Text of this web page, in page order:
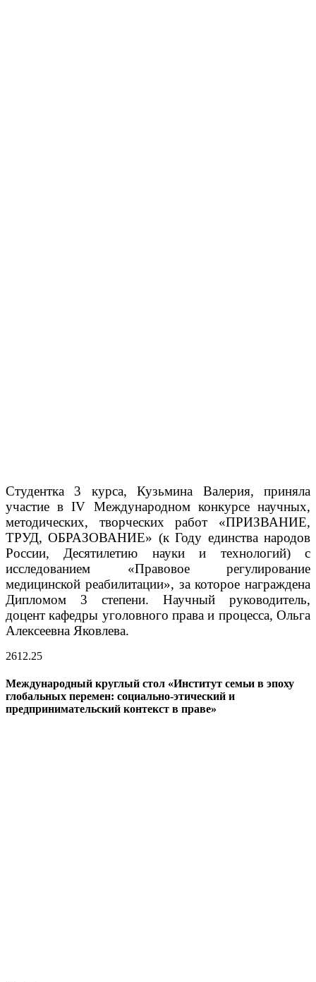
Студентка 3 курса, Кузьмина Валерия, приняла
участие в IV Международном конкурсе научных,
методических, творческих работ «ПРИЗВАНИЕ,
ТРУД, ОБРАЗОВАНИЕ» (к Году единства народов
России, Десятилетию науки и технологий) с
исследованием «Правовое регулирование
медицинской реабилитации», за которое награждена​
Дипломом 3 степени. Научный руководитель,
доцент кафедры уголовного права и процесса, Ольга
Алексеевна Яковлева.
2612.25
Международный круглый стол «Институт семьи в эпоху
глобальных перемен: социально-этический и
предпринимательский контекст в праве»